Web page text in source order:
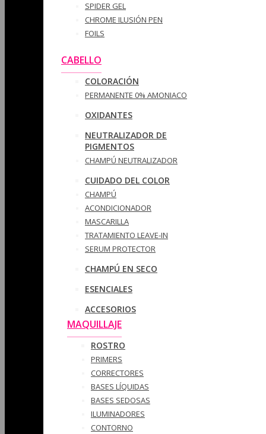
SPIDER GEL
CHROME ILUSIÓN PEN
FOILS
CABELLO
COLORACIÓN
PERMANENTE 0% AMONIACO
OXIDANTES
NEUTRALIZADOR DE
PIGMENTOS
CHAMPÚ NEUTRALIZADOR
CUIDADO DEL COLOR
CHAMPÚ
ACONDICIONADOR
MASCARILLA
TRATAMIENTO LEAVE-IN
SERUM PROTECTOR
CHAMPÚ EN SECO
ESENCIALES
ACCESORIOS
MAQUILLAJE
ROSTRO
PRIMERS
CORRECTORES
BASES LÍQUIDAS
BASES SEDOSAS
ILUMINADORES
CONTORNO